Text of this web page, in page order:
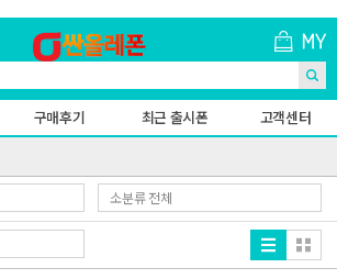
구매후기 최근 출시폰 고객센터